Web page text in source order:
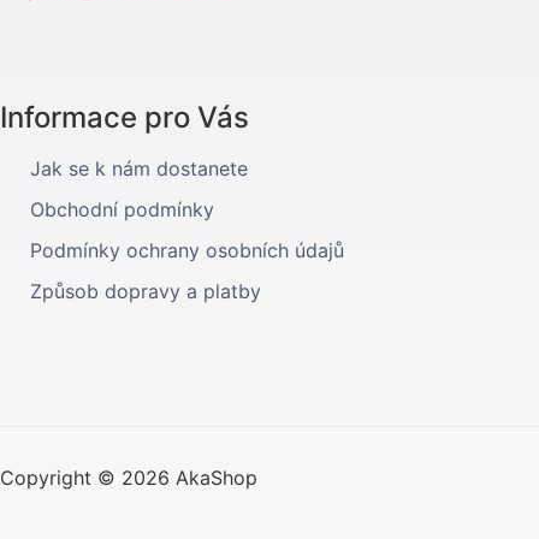
Informace pro Vás
Jak se k nám dostanete
Obchodní podmínky
Podmínky ochrany osobních údajů
Způsob dopravy a platby
Copyright © 2026 AkaShop